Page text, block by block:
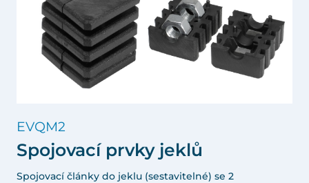
EVQM2
Spojovací prvky jeklů
Spojovací články do jeklu (sestavitelné) se 2